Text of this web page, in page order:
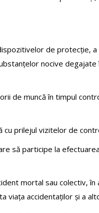
de protecție,
nocive
de muncă în timpul
prilejul vizitelor de
să participe la
mortal sau colectiv, în
viața accidentaților și a